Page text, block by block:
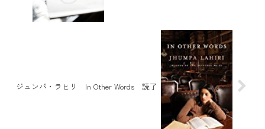
ジュンパ・ラヒリ In Other Words 読了